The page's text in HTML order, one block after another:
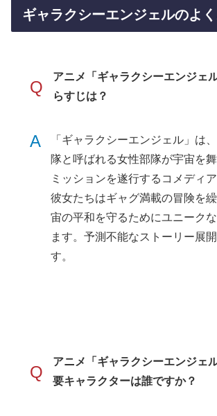
ギャラクシーエンジェルのよ
Q
アニメ「ギャラクシーエンジェ
らすじは？
A
「ギャラクシーエンジェル」は
隊と呼ばれる女性部隊が宇宙を
ミッションを遂行するコメディア
彼女たちはギャグ満載の冒険を
宙の平和を守るためにユニーク
ます。予測不能なストーリー展
す。
Q
アニメ「ギャラクシーエンジェ
要キャラクターは誰ですか？